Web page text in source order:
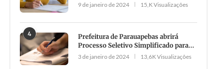
9 de janeiro de 2024 15,K Visualizações
4
Prefeitura de Parauapebas abrirá
Processo Seletivo Simplificado para...
3 de janeiro de 2024 13,6K Visualizações